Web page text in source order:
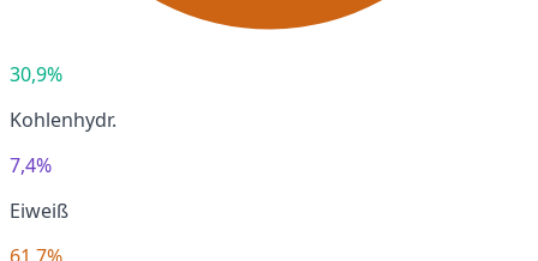
30,9%
Kohlenhydr.
7,4%
Eiweiß